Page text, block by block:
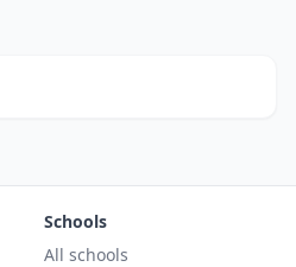
Schools
All schools